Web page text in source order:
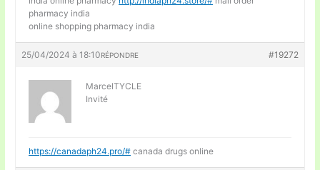
pharmacy india
online shopping pharmacy india
25/04/2024 à 18:10 #19272
RÉPONDRE
MarcelTYCLE
Invité
https://canadaph24.pro/# canada drugs online